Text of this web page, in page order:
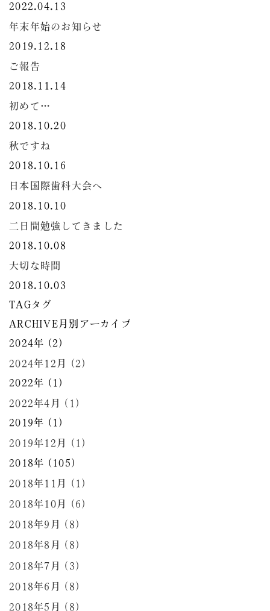
2022.04.13
年末年始のお知らせ
2019.12.18
ご報告
2018.11.14
初めて…
2018.10.20
秋ですね
2018.10.16
日本国際歯科大会へ
2018.10.10
二日間勉強してきました
2018.10.08
大切な時間
2018.10.03
TAGタグ
ARCHIVE 月別アーカイブ
2024年 (2)
2024年12月 (2)
2022年 (1)
2022年4月 (1)
2019年 (1)
2019年12月 (1)
2018年 (105)
2018年11月 (1)
2018年10月 (6)
2018年9月 (8)
2018年8月 (8)
2018年7月 (3)
2018年6月 (8)
2018年5月 (8)